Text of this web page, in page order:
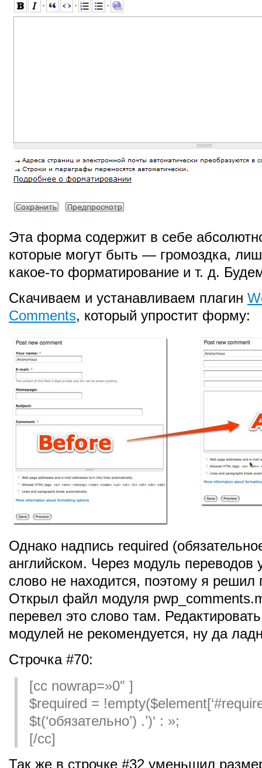
Эта форма содержит в себе
которые могут быть — громоздка,
какое-то форматирование и т. д.
Скачиваем и устанавливаем плагин
Comments, который упростит форму:
Однако надпись required
английском. Через модуль переводов
слово не находится, поэтому я решил
Открыл файл модуля
перевел это слово там.
модулей не рекомендуется, ну да
Строчка #70:
[cc nowrap=»0″ ]
$required =
$t(‘обязательно’) .’)‘ : »;
[/cc]
Так же в строчке #32 уменьшил